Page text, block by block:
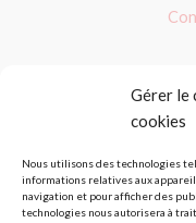
Gérer le
cookies
Nous utilisons des technologies
informations relatives aux
navigation et pour afficher des
technologies nous autorisera à